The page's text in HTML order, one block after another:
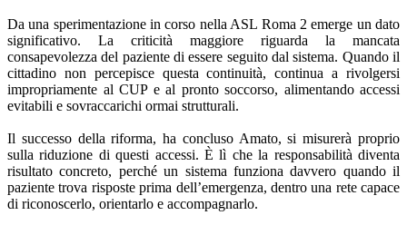
Da una sperimentazione in corso nella ASL Roma 2 emerge un dato
significativo. La criticità maggiore riguarda la mancata
consapevolezza del paziente di essere seguito dal sistema. Quando il
cittadino non percepisce questa continuità, continua a rivolgersi
impropriamente al CUP e al pronto soccorso, alimentando accessi
evitabili e sovraccarichi ormai strutturali.
Il successo della riforma, ha concluso Amato, si misurerà proprio
sulla riduzione di questi accessi. È lì che la responsabilità diventa
risultato concreto, perché un sistema funziona davvero quando il
paziente trova risposte prima dell’emergenza, dentro una rete capace
di riconoscerlo, orientarlo e accompagnarlo.